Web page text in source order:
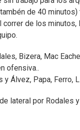
de 40
de los
Bizera, Mac
ofensiva..
Álvez, Papa, Ferro,
lateral por Rodales